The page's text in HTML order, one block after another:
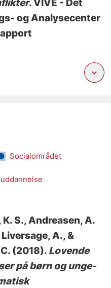
. VIVE - Det
og Analysecenter
Socialområdet
S., Andreasen, A.
Liversage, A., &
(2018). Lovende
på børn og unge-